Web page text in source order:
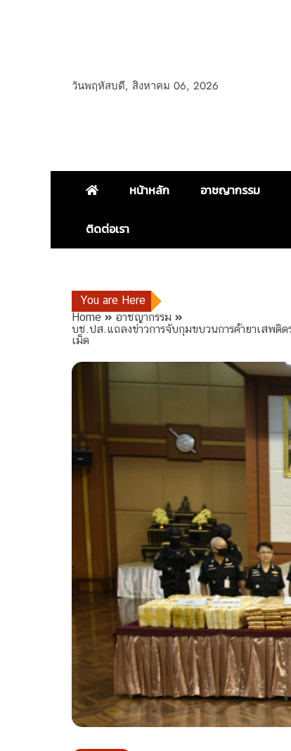
วันพฤหัสบดี, สิงหาคม 06, 2026
หน้าหลัก อาชญากรรม
ติดต่อเรา
You are Here
Home
อาชญากรรม
บช.ปส.แถลงข่าวการจับกุมขบวนการค้ายาเสพติ
เม็ด